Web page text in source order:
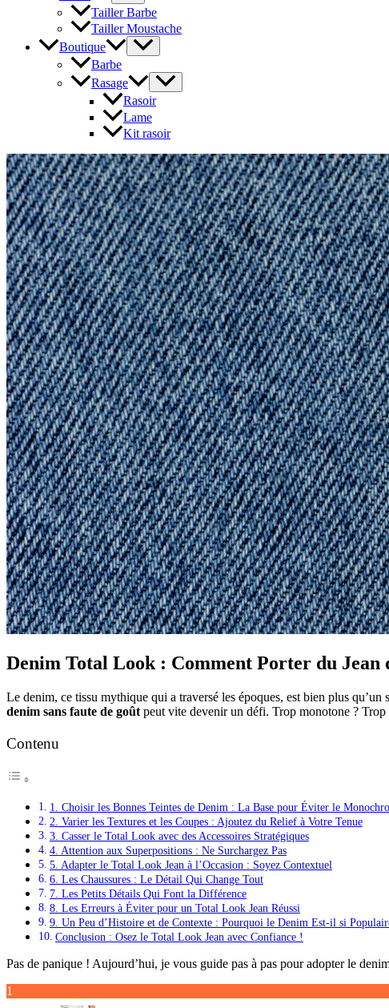
Tailler Barbe
Tailler Moustache
Boutique
Barbe
Rasage
Rasoir
Lame
Kit rasoir
Denim Total Look : Comment Porter du Jean
Le denim, ce tissu mythique qui a traversé les époques, est bien plus
denim sans faute de goût peut vite devenir un défi. Trop monotone ?
Contenu
1. Choisir les Bonnes Teintes de Denim : La Base pour Éviter le
2. Varier les Textures et les Coupes : Ajoutez du Relief à Votre Tenue
3. Casser le Total Look avec des Accessoires Stratégiques
4. Attention aux Superpositions : Ne Surchargez Pas
5. Adapter le Total Look Jean à l’Occasion : Soyez Contextuel
6. Les Chaussures : Le Détail Qui Change Tout
7. Les Petits Détails Qui Font la Différence
8. Les Erreurs à Éviter pour un Total Look Jean Réussi
9. Un Peu d’Histoire et de Contexte : Pourquoi le Denim Est-il si
Conclusion : Osez le Total Look Jean avec Confiance !
Pas de panique ! Aujourd’hui, je vous guide pas à pas pour adopter le
1